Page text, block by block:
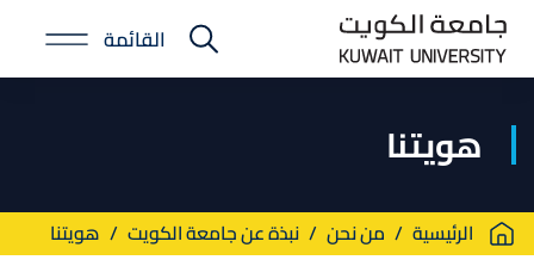
Skip
main
E-
Portal
القائمة
هويتنا
Breadcrumb
الرئيسية من نحن نبذة عن جامعة الكويت هويتنا